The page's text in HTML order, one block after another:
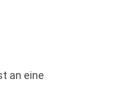
an eine